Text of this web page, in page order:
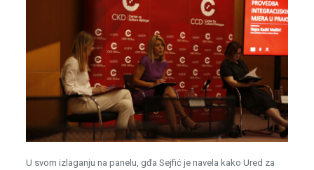
U svom izlaganju na panelu, gđa Sejfić je navela kako Ured za